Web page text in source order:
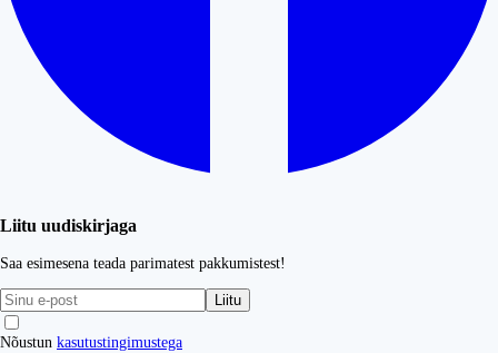
Liitu uudiskirjaga
Saa esimesena teada parimatest pakkumistest!
Liitu
Nõustun kasutustingimustega